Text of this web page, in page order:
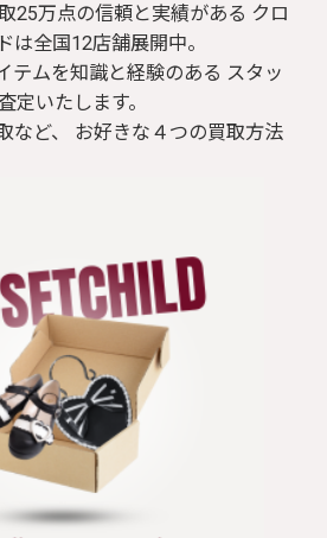
25万点の信頼と実績がある クロ
は全国12店舗展開中。
テムを知識と経験のある スタッ
定いたします。
など、 お好きな４つの買取方法